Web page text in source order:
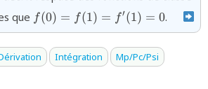
que {f(0)=f(1)=f'(1)=0}
f (0) = f (1) = f′(1) = 0.
Intégration
Mp/Pc/Psi